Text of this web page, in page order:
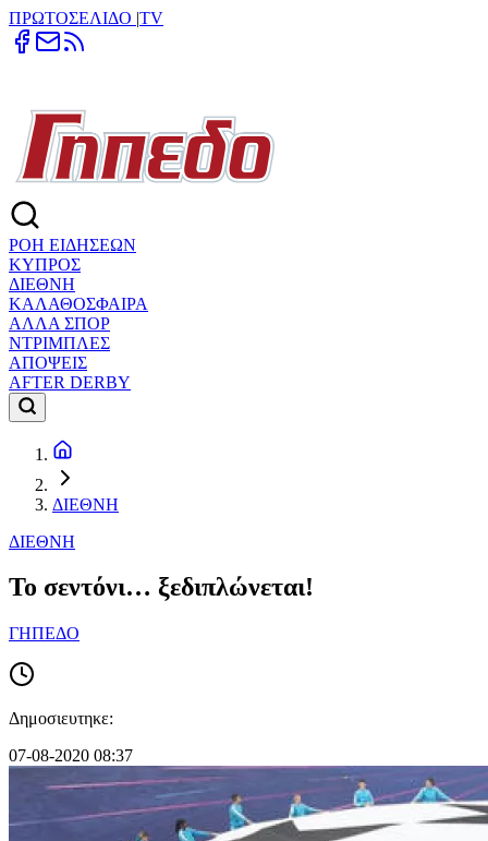
ΠΡΩΤΟΣΕΛΙΔΟ |TV
ΡΟΗ ΕΙΔΗΣΕΩΝ
ΚΥΠΡΟΣ
ΔΙΕΘΝΗ
ΚΑΛΑΘΟΣΦΑΙΡΑ
ΑΛΛΑ ΣΠΟΡ
ΝΤΡΙΜΠΛΕΣ
ΑΠΟΨΕΙΣ
AFTER DERBY
ΔΙΕΘΝΗ
ΔΙΕΘΝΗ
Το σεντόνι… ξεδιπλώνεται!
ΓΗΠΕΔΟ
Δημοσιευτηκε:
07-08-2020 08:37